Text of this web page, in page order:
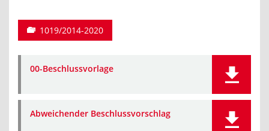
1019/2014-2020
00-Beschlussvorlage
Abweichender Beschlussvorschlag